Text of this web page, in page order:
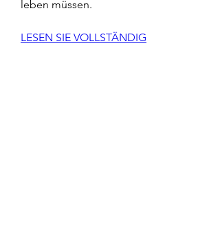
leben müssen.
LESEN SIE VOLLSTÄNDIG